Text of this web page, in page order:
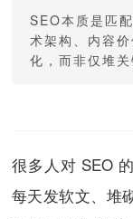
SEO本质是匹
术架构、内容
化，而非仅堆关
很多人对 SEO
每天发软文、堆